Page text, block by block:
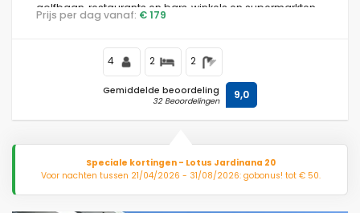
golfbaan, restaurants en bars, winkels en supermarkten,
en op 1 km van het strand van La Cala de Mijas.
Prijs per dag vanaf: € 179
4 2 2
Gemiddelde beoordeling
32 Beoordelingen 9,0
Speciale kortingen - Lotus Jardinana 20
Voor nachten tussen 21/04/2026 - 31/08/2026: gobonus! tot € 50.